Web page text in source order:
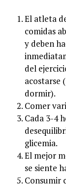
El atleta
comidas
y deben
del
acostarse
dormir).
Comer
Cada 3-4
glicemia.
El mejor
se siente
Consumir